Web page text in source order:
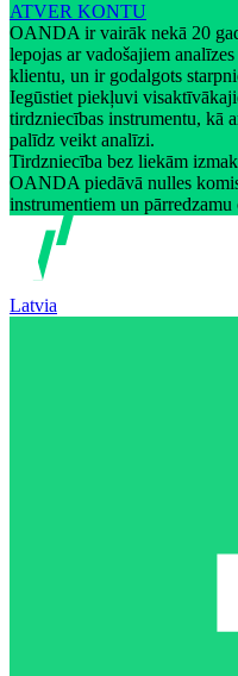
ATVER KONTU
OANDA ir vairāk nekā 20
lepojas ar vadošajiem
klientu, un ir godalgots
Iegūstiet piekļuvi
tirdzniecības instrumentu, kā
palīdz veikt analīzi.
Tirdzniecība bez liekām
OANDA piedāvā nulles
instrumentiem un pārredzamu
Latvia